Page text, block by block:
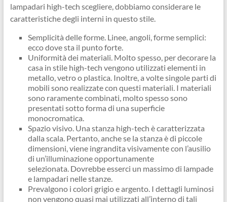
lampadari high-tech scegliere, dobbiamo considerare le
caratteristiche degli interni in questo stile.
Semplicità delle forme. Linee, angoli, forme semplici:
ecco dove sta il punto forte.
Uniformità dei materiali. Molto spesso, per decorare la
casa in stile high-tech vengono utilizzati elementi in
metallo, vetro o plastica. Inoltre, a volte singole parti di
mobili sono realizzate con questi materiali. I materiali
sono raramente combinati, molto spesso sono
presentati sotto forma di una superficie
monocromatica.
Spazio visivo. Una stanza high-tech è caratterizzata
dalla scala. Pertanto, anche se la stanza è di piccole
dimensioni, viene ingrandita visivamente con l’ausilio
di un’illuminazione opportunamente
selezionata. Dovrebbe esserci un massimo di lampade
e lampadari nelle stanze.
Prevalgono i colori grigio e argento. I dettagli luminosi
non vengono quasi mai utilizzati all’interno di tali